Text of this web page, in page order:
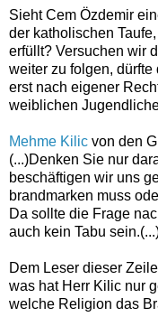
Sieht Cem Özdemir
der katholischen
erfüllt? Versuchen wir
weiter zu folgen, dürfte
erst nach eigener
weiblichen
Mehme Kilic von den
(...)Denken Sie nur
beschäftigen wir uns
brandmarken muss
Da sollte die Frage
auch kein Tabu
Dem Leser dieser
was hat Herr Kilic nur
welche Religion das